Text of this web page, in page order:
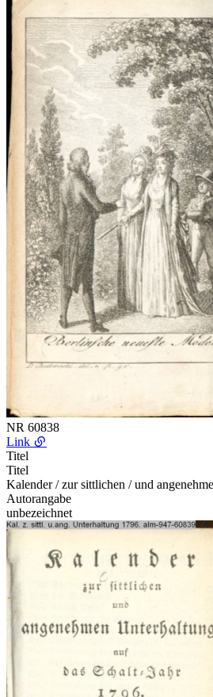
NR 60838
Link
Titel
Titel
Kalender / zur sittlichen / und
Autorangabe
unbezeichnet